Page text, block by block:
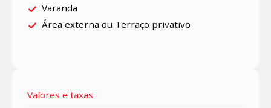
Varanda
Área externa ou Terraço privativo
Valores e taxas